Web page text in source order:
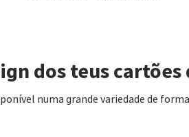
dos teus
numa grande variedade de